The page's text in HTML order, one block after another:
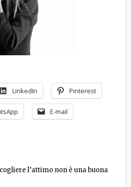
LinkedIn Pinterest
E-mail
l’attimo non è una buona